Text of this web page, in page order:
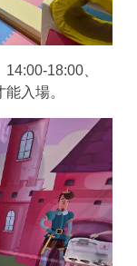
18:00、
入場。